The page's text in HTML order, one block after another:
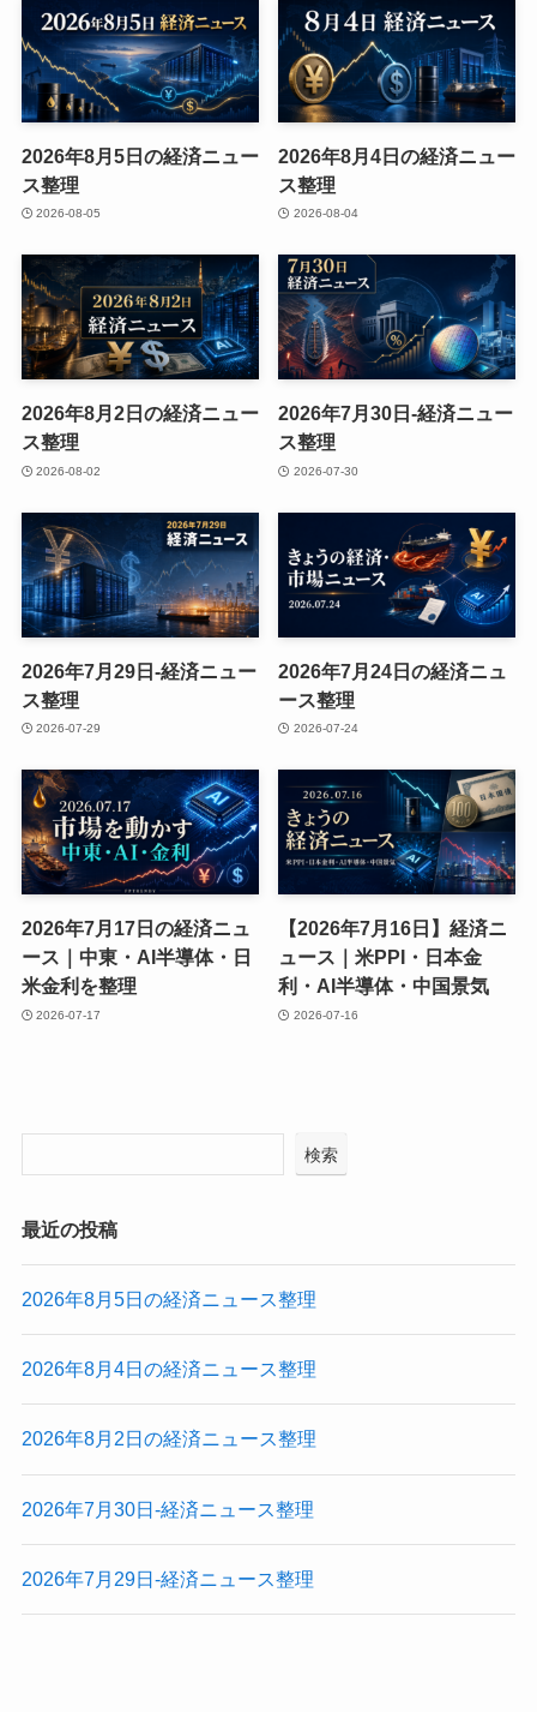
2026年8月5日の経済ニュー
ス整理
2026-08-05
2026年8月4日の経済ニュー
ス整理
2026-08-04
2026年8月2日の経済ニュー
ス整理
2026-08-02
2026年7月30日-経済ニュー
ス整理
2026-07-30
2026年7月29日-経済ニュー
ス整理
2026-07-29
2026年7月24日の経済ニュ
ース整理
2026-07-24
2026年7月17日の経済ニュ
ース｜中東・AI半導体・日
米金利を整理
2026-07-17
【2026年7月16日】経済ニ
ュース｜米PPI・日本金
利・AI半導体・中国景気
2026-07-16
検索
最近の投稿
2026年8月5日の経済ニュース整理
2026年8月4日の経済ニュース整理
2026年8月2日の経済ニュース整理
2026年7月30日-経済ニュース整理
2026年7月29日-経済ニュース整理